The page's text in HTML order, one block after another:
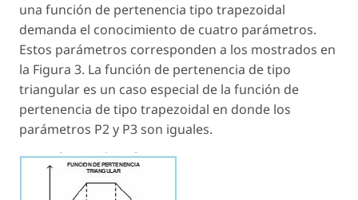
una función de pertenencia tipo trapezoidal
demanda el conocimiento de cuatro parámetros.
Estos parámetros corresponden a los mostrados en
la Figura 3. La función de pertenencia de tipo
triangular es un caso especial de la función de
pertenencia de tipo trapezoidal en donde los
parámetros P2 y P3 son iguales.